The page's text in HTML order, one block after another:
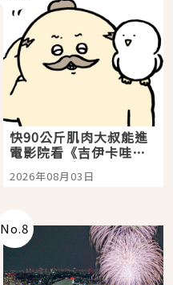
快90公斤肌肉大叔能進
電影院看《吉伊卡哇》
嗎？日本重金屬樂團
「打首」會長與nagano
2026年08月03日
No.8